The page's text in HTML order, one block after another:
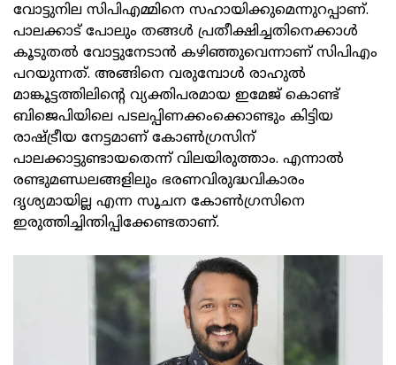
വോട്ടുനില സിപിഎമ്മിനെ സഹായിക്കുമെന്നുറപ്പാണ്.
പാലക്കാട് പോലും തങ്ങള്‍ പ്രതീക്ഷിച്ചതിനെക്കാള്‍
കൂടുതല്‍ വോട്ടുനേടാന്‍ കഴിഞ്ഞുവെന്നാണ് സിപിഎം
പറയുന്നത്. അങ്ങിനെ വരുമ്പോള്‍ രാഹുല്‍
മാങ്കൂട്ടത്തിലിന്റെ വ്യക്തിപരമായ ഇമേജ് കൊണ്ട്
ബിജെപിയിലെ പടലപ്പിണക്കംക്കൊണ്ടും കിട്ടിയ
രാഷ്ട്രീയ നേട്ടമാണ് കോണ്‍ഗ്രസിന്
പാലക്കാട്ടുണ്ടായതെന്ന് വിലയിരുത്താം. എന്നാല്‍
രണ്ടുമണ്ഡലങ്ങളിലും ഭരണവിരുദ്ധവികാരം
ദൃശ്യമായില്ല എന്ന സൂചന കോണ്‍ഗ്രസിനെ
ഇരുത്തിച്ചിന്തിപ്പിക്കേണ്ടതാണ്.